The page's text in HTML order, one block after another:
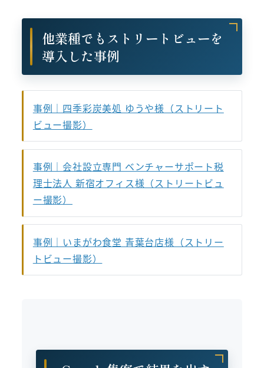
他業種でもストリートビューを
導入した事例
事例｜四季彩炭美処 ゆうや様（ストリート
ビュー撮影）
事例｜会社設立専門 ベンチャーサポート税
理士法人 新宿オフィス様（ストリートビュ
ー撮影）
事例｜いまがわ食堂 青葉台店様（ストリー
トビュー撮影）